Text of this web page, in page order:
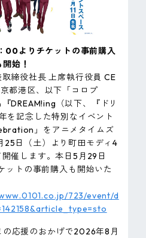
00よりチケットの事前購入
開始！
締役社長 上席執行役員 CE
都港区、以下「コロプ
DREAM!ing（以下、『ドリ
を記念した特別なイベント
」をアニメタイムズ
25日（土）より町田モディ4
催します。本日5月29日
ットの事前購入も開始いた
723/event/d
の応援のおかげで2026年8月